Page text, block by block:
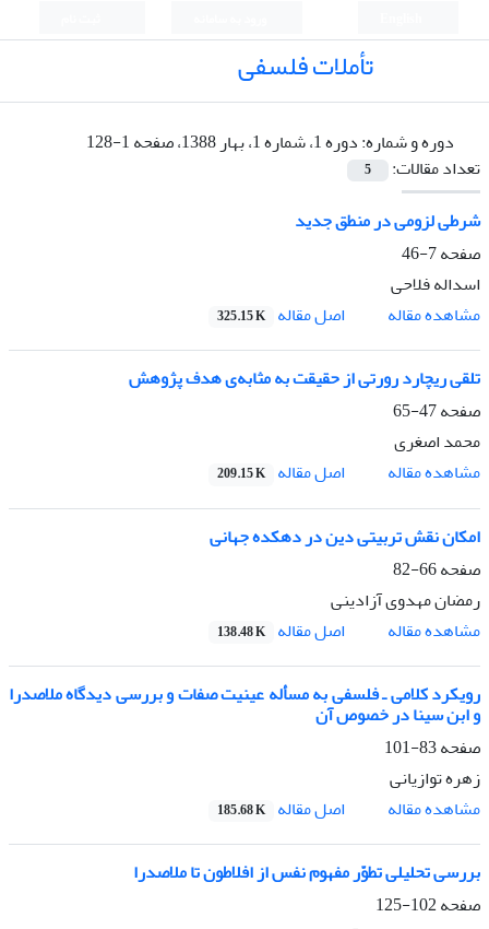
تأملات فلسفی
دوره و شماره:دوره 1، شماره 1، بهار 1388، صفحه 1-128
تعداد مقالات:
5
شرطی لزومی در منطق جدید
صفحه7-46
اسداله فلاحی
مشاهده مقاله
اصل مقاله 325.15 K
تلقی ریچارد رورتی از حقیقت به مثابه‌ی هدف پژوهش
صفحه47-65
محمد اصغری
مشاهده مقاله
اصل مقاله 209.15 K
امکان نقش تربیتی دین در دهکده جهانی
صفحه66-82
رمضان مهدوی آزادینی
مشاهده مقاله
اصل مقاله 138.48 K
رویکرد کلامی ـ فلسفی به مسأله عینیت صفات و بررسی دیدگاه ملاصدرا
و ابن سینا در خصوص آن
صفحه83-101
زهره توازیانی
مشاهده مقاله
اصل مقاله 185.68 K
بررسی تحلیلی تطوّر مفهوم نفس از افلاطون تا ملاصدرا
صفحه102-125